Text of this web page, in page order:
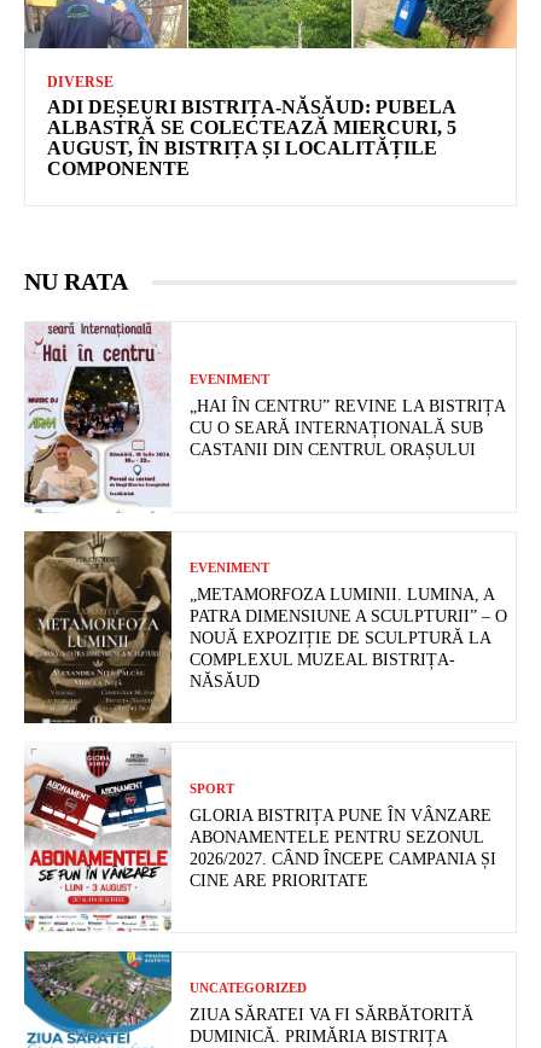
DIVERSE
ADI DEȘEURI BISTRIȚA-NĂSĂUD: PUBELA
ALBASTRĂ SE COLECTEAZĂ MIERCURI, 5
AUGUST, ÎN BISTRIȚA ȘI LOCALITĂȚILE
COMPONENTE
NU RATA
EVENIMENT
„HAI ÎN CENTRU” REVINE LA BISTRIȚA
CU O SEARĂ INTERNAȚIONALĂ SUB
CASTANII DIN CENTRUL ORAȘULUI
EVENIMENT
„METAMORFOZA LUMINII. LUMINA, A
PATRA DIMENSIUNE A SCULPTURII” – O
NOUĂ EXPOZIȚIE DE SCULPTURĂ LA
COMPLEXUL MUZEAL BISTRIȚA-
NĂSĂUD
SPORT
GLORIA BISTRIȚA PUNE ÎN VÂNZARE
ABONAMENTELE PENTRU SEZONUL
2026/2027. CÂND ÎNCEPE CAMPANIA ȘI
CINE ARE PRIORITATE
UNCATEGORIZED
ZIUA SĂRATEI VA FI SĂRBĂTORITĂ
DUMINICĂ. PRIMĂRIA BISTRIȚA